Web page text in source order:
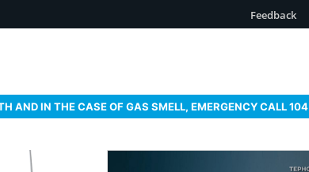
Feedback
AND IN THE CASE OF GAS SMELL, EMERGENCY CALL 104